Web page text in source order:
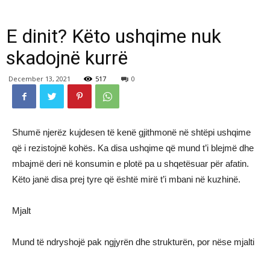
E dinit? Këto ushqime nuk
skadojnë kurrë
December 13, 2021 517 0
Shumë njerëz kujdesen të kenë gjithmonë në shtëpi ushqime
që i rezistojnë kohës. Ka disa ushqime që mund t’i blejmë dhe
mbajmë deri në konsumin e plotë pa u shqetësuar për afatin.
Këto janë disa prej tyre që është mirë t’i mbani në kuzhinë.
Mjalt
Mund të ndryshojë pak ngjyrën dhe strukturën, por nëse mjalti